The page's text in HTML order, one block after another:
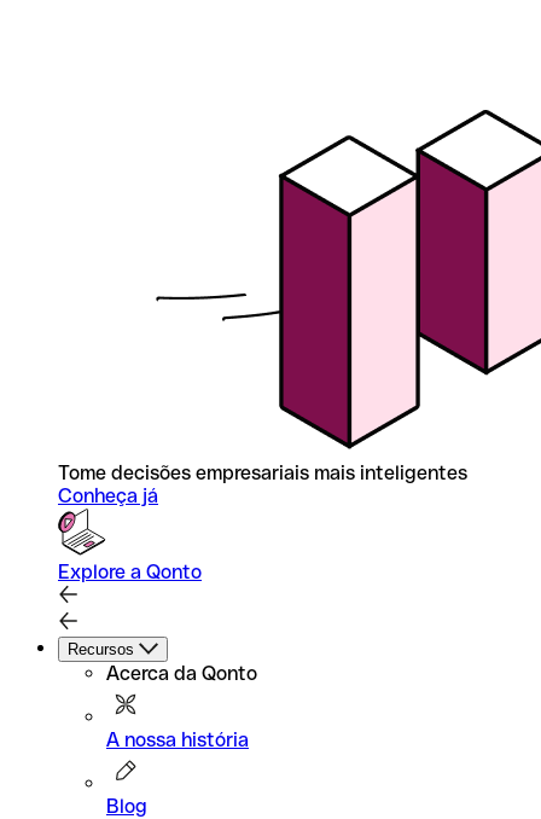
Tome decisões empresariais mais inteligentes
Conheça já
Explore a Qonto
Recursos
Acerca da Qonto
A nossa história
Blog